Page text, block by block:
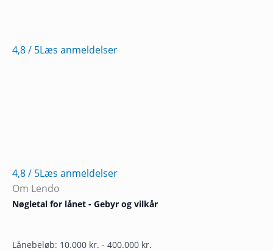
4,8/ 5Læs anmeldelser
4,8/ 5Læs anmeldelser
Om Lendo
Nøgletal for lånet - Gebyr og vilkår
Lånebeløb: 10.000 kr. - 400.000 kr.